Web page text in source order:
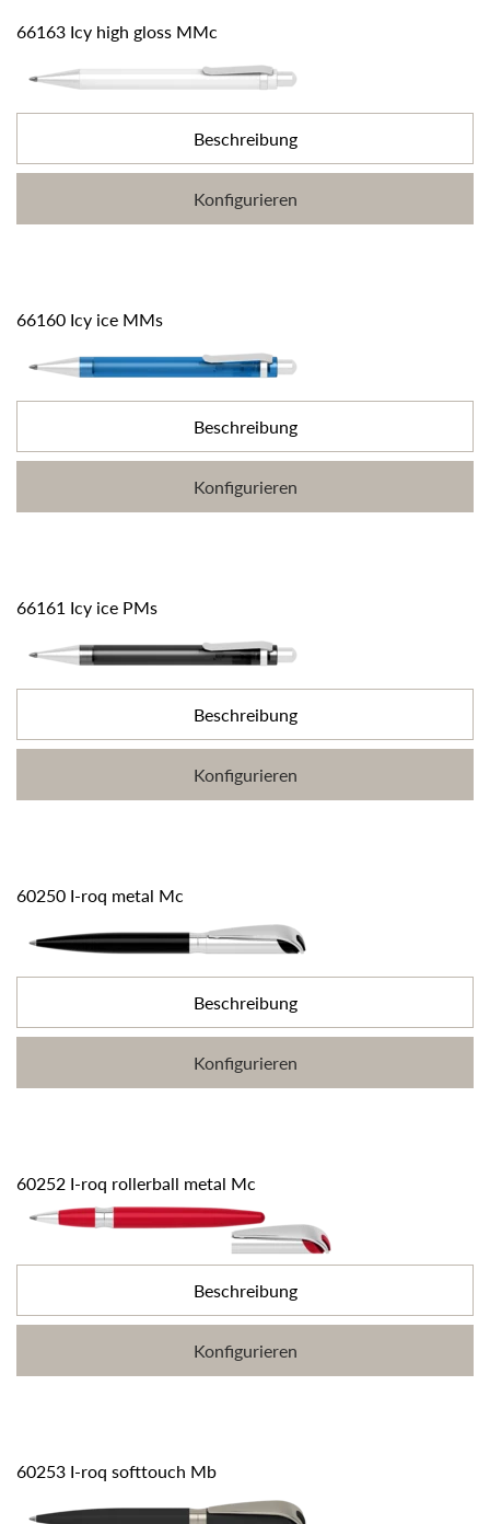
66163 Icy high gloss MMc
Beschreibung
Konfigurieren
66160 Icy ice MMs
Beschreibung
Konfigurieren
66161 Icy ice PMs
Beschreibung
Konfigurieren
60250 I-roq metal Mc
Beschreibung
Konfigurieren
60252 I-roq rollerball metal Mc
Beschreibung
Konfigurieren
60253 I-roq softtouch Mb